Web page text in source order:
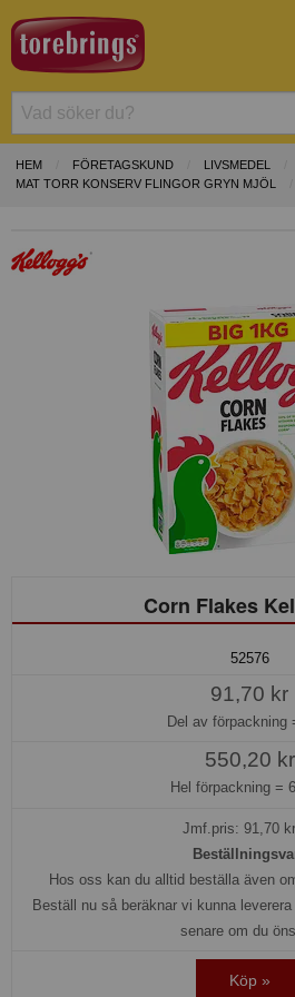
HEM FÖRETAGSKUND
LIVSMEDEL
MAT TORR KONSERV FLINGOR GRYN MJÖL
Corn Flakes
52576
91,70 kr
Del av förpackning
550,20 kr
Hel förpackning =
Jmf.pris: 91,70
Hos oss kan du alltid beställa även
Beställ nu så beräknar vi kunna
senare om du
Köp »